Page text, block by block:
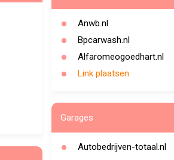
Anwb.nl
Bpcarwash.nl
Alfaromeogoedhart.nl
Link plaatsen
Garages
Autobedrijven-totaal.nl